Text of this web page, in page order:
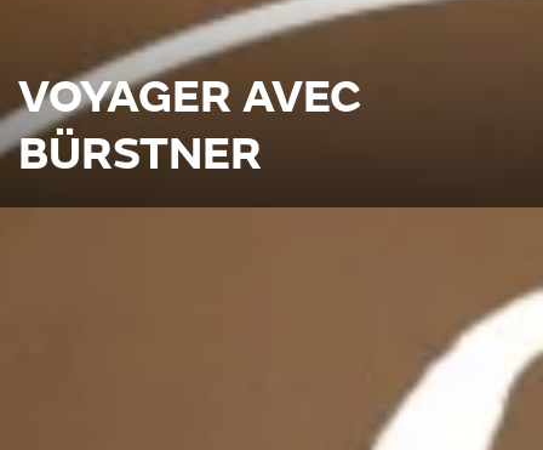
VOYAGER AVEC
BÜRSTNER
Des reportages et des témoignages passionnants, de nombreux
conseils et astuces pour les novices et les professionnels du
camping, ainsi que des aperçus exclusifs sur le développement et la
production des véhicules : « Bienchezsoi - Voyager avec Bürstner »
propose aux campeurs et aux fans de Bürstner des histoires
divertissantes de voyages bien-être, des conseils pratiques et des